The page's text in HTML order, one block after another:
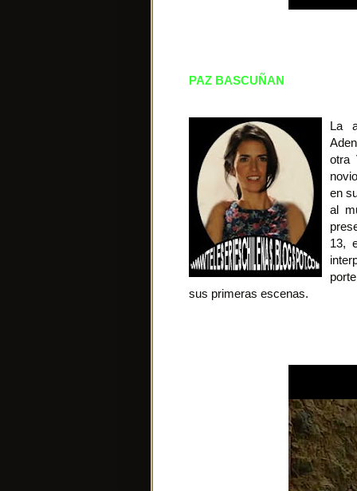
PAZ BASCUÑAN
La
otra
en
al
13,
sus primeras escenas.